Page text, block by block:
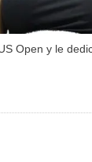
Open y le